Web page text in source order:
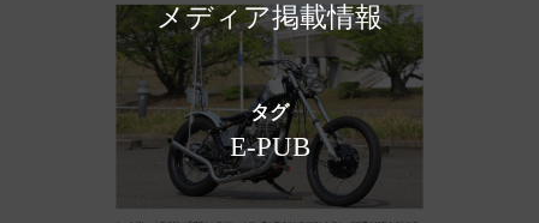
メディア掲載情報
タグ
E-PUB